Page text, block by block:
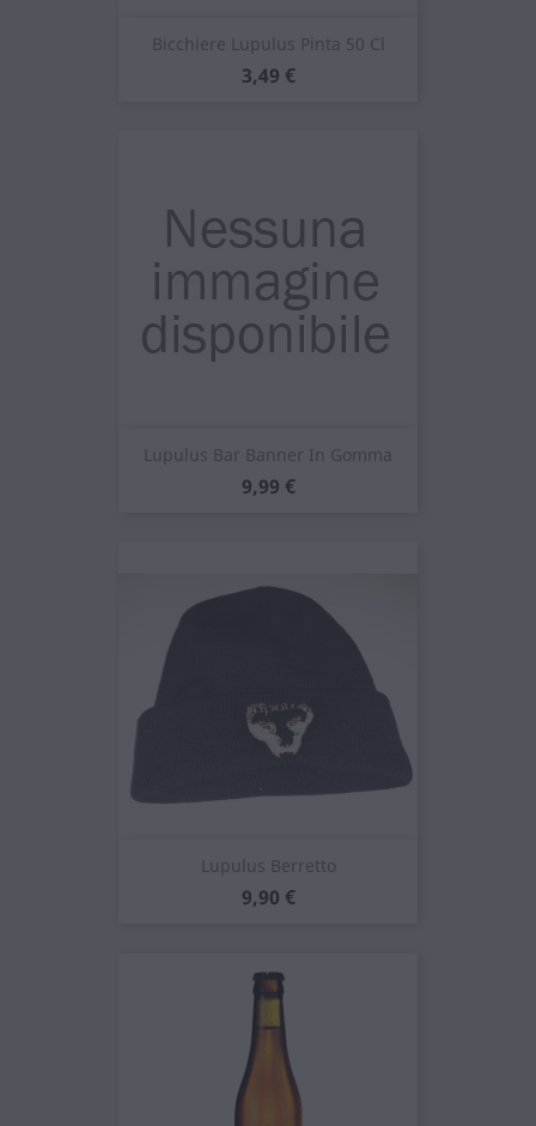
Bicchiere Lupulus Pinta 50 Cl
Prezzo
3,49 €
Lupulus Bar Banner In Gomma
Prezzo
9,99 €
Lupulus Berretto
Prezzo
9,90 €